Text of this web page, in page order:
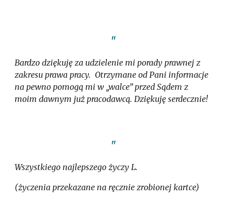
"
Bardzo dziękuję za udzielenie mi porady prawnej z
zakresu prawa pracy. Otrzymane od Pani informacje
na pewno pomogą mi w „walce” przed Sądem z
moim dawnym już pracodawcą. Dziękuję serdecznie!
"
Wszystkiego najlepszego życzy L.
(życzenia przekazane na ręcznie zrobionej kartce)